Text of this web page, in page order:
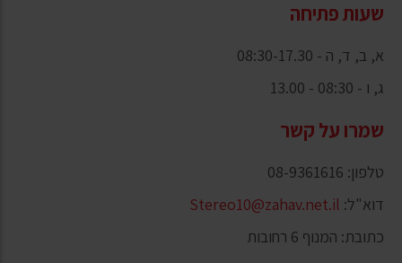
שעות פתיחה
א, ב, ד, ה - 08:30-17.30
ג, ו - 08:30 - 13.00
שמרו על קשר
טלפון: 08-9361616
דוא"ל: Stereo10@zahav.net.il
כתובת: המנוף 6 רחובות